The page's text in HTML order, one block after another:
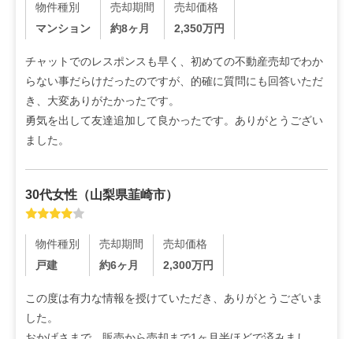
物件種別
マンション
売却期間
約8ヶ月
売却価格
2,350万円
チャットでのレスポンスも早く、初めての不動産売却でわか
らない事だらけだったのですが、的確に質問にも回答いただ
き、大変ありがたかったです。
勇気を出して友達追加して良かったです。ありがとうござい
ました。
30代女性 （山梨県韮崎市）
物件種別
戸建
売却期間
約6ヶ月
売却価格
2,300万円
この度は有力な情報を授けていただき、ありがとうございま
した。